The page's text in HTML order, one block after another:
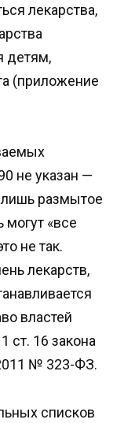
лекарства,
детям,
(приложение
не указан —
лишь размытое
могут «все
не так.
лекарств,
властей
ст. 16 закона
№ 323-ФЗ.
списков